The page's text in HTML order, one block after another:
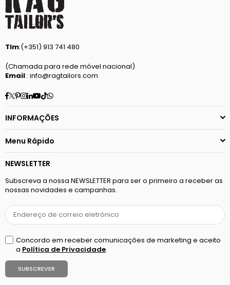
Tlm:(+351) 913 741 480
(Chamada para rede móvel nacional)
Email : info@ragtailors.com
Facebook
Twitter
Pinterest
Instagram
Linkedin
YouTube
TikTok
Whatsapp
INFORMAÇÕES
Menu Rápido
NEWSLETTER
Subscreva a nossa NEWSLETTER para ser o primeiro a receber as
nossas novidades e campanhas.
Concordo em receber comunicações de marketing e aceito
a Política de Privacidade.
SUBSCREVER